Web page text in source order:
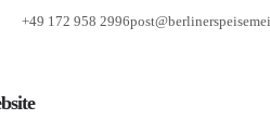
+49 172 958 2996